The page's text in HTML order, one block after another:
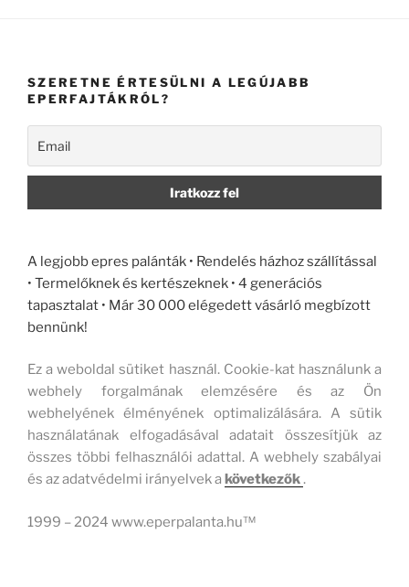
SZERETNE ÉRTESÜLNI A LEGÚJABB
EPERFAJTÁKRÓL?
A legjobb epres palánták • Rendelés házhoz szállítással
• Termelőknek és kertészeknek • 4 generációs
tapasztalat • Már 30 000 elégedett vásárló megbízott
bennünk!
Ez a weboldal sütiket használ. Cookie-kat használunk a
webhely forgalmának elemzésére és az Ön
webhelyének élményének optimalizálására. A sütik
használatának elfogadásával adatait összesítjük az
összes többi felhasználói adattal. A webhely szabályai
és az adatvédelmi irányelvek a következők.
1999 – 2024 www.eperpalanta.hu™